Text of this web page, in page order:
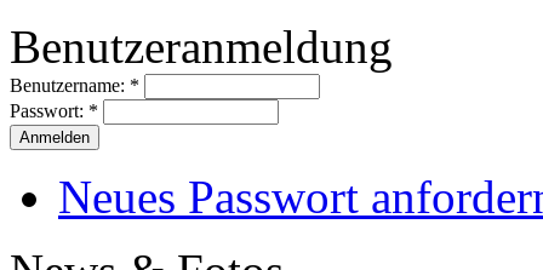
Benutzeranmeldung
Benutzername: *
Passwort: *
Neues Passwort